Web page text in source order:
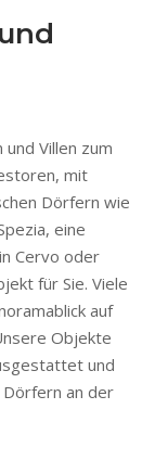
Villen zum
mit
Dörfern wie
eine
Cervo oder
für Sie. Viele
auf
Objekte
und
an der